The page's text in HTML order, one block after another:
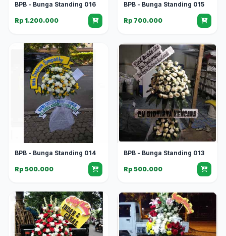
BPB - Bunga Standing 016
Rp 1.200.000
BPB - Bunga Standing 015
Rp 700.000
BPB - Bunga Standing 014
Rp 500.000
BPB - Bunga Standing 013
Rp 500.000